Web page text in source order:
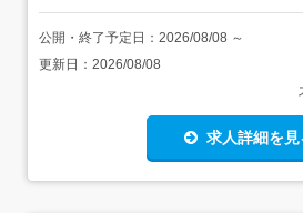
公開・終了予定日： 2026/08/08 ～
更新日： 2026/08/08
求人詳細を見